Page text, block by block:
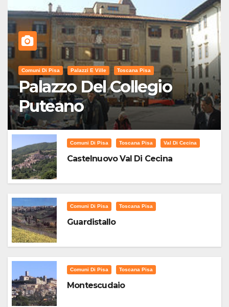
Comuni Di Pisa Palazzi E Ville Toscana Pisa
Palazzo Del Collegio
Puteano
Comuni Di Pisa Toscana Pisa Val Di Cecina
Castelnuovo Val Di Cecina
Comuni Di Pisa Toscana Pisa
Guardistallo
Comuni Di Pisa Toscana Pisa
Montescudaio